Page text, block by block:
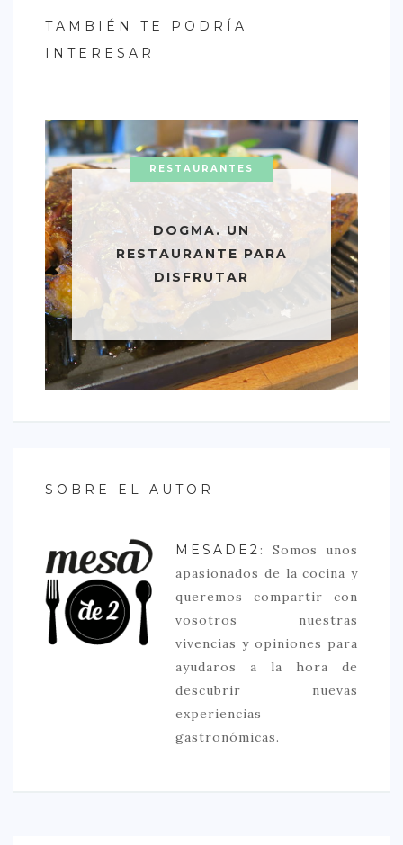
TAMBIÉN TE PODRÍA
INTERESAR
RESTAURANTES
DOGMA. UN
RESTAURANTE PARA
DISFRUTAR
SOBRE EL AUTOR
MESADE2: Somos unos
apasionados de la cocina y
queremos compartir con
vosotros nuestras
vivencias y opiniones para
ayudaros a la hora de
descubrir nuevas
experiencias
gastronómicas.